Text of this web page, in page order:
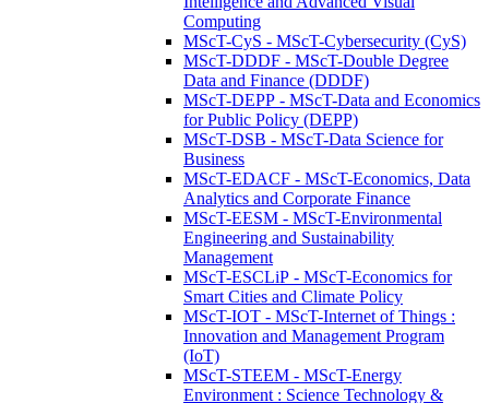
Computing
MScT-CyS - MScT-Cybersecurity (CyS)
MScT-DDDF - MScT-Double Degree
Data and Finance (DDDF)
MScT-DEPP - MScT-Data and Economics
for Public Policy (DEPP)
MScT-DSB - MScT-Data Science for
Business
MScT-EDACF - MScT-Economics, Data
Analytics and Corporate Finance
MScT-EESM - MScT-Environmental
Engineering and Sustainability
Management
MScT-ESCLiP - MScT-Economics for
Smart Cities and Climate Policy
MScT-IOT - MScT-Internet of Things :
Innovation and Management Program
(IoT)
MScT-STEEM - MScT-Energy
Environment : Science Technology &